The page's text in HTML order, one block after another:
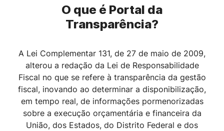
O que é Portal da
Transparência?
A Lei Complementar 131, de 27 de maio de 2009,
alterou a redação da Lei de Responsabilidade
Fiscal no que se refere à transparência da gestão
fiscal, inovando ao determinar a disponibilização,
em tempo real, de informações pormenorizadas
sobre a execução orçamentária e financeira da
União, dos Estados, do Distrito Federal e dos